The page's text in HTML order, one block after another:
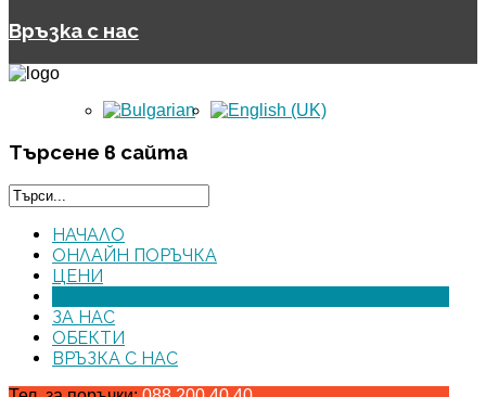
Връзка с нас
Търсене в сайта
НАЧАЛО
ОНЛАЙН ПОРЪЧКА
ЦЕНИ
ЗА НАС
ОБЕКТИ
ВРЪЗКА С НАС